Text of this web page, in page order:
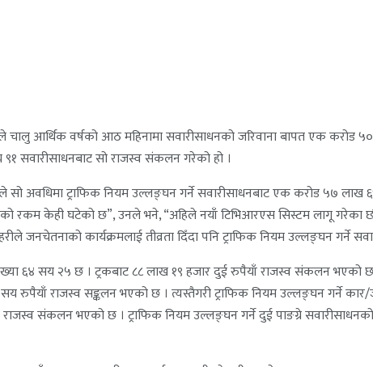
चालु आर्थिक वर्षको आठ महिनामा सवारीसाधनको जरिवाना बापत एक
सवारीसाधनबाट सो राजस्व संकलन गरेको हो ।
सो अवधिमा ट्राफिक नियम उल्लङ्घन गर्ने सवारीसाधनबाट एक करोड ५७
रकम केही घटेको छ”, उनले भने, “अहिले नयाँ टिभिआरएस सिस्टम लागू गरेका
जनचेतनाको कार्यक्रमलाई तीव्रता दिँदा पनि ट्राफिक नियम उल्लङ्घन
६४ सय २५ छ । ट्रकबाट ८८ लाख १९ हजार दुई रुपैयाँ राजस्व संकलन भएको
रुपैयाँ राजस्व सङ्कलन भएको छ । त्यस्तैगरी ट्राफिक नियम उल्लङ्घन गर्ने
संकलन भएको छ । ट्राफिक नियम उल्लङ्घन गर्ने दुई पाङग्रे